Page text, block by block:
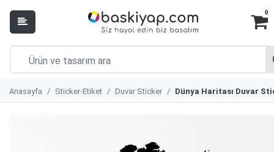
0
Anasayfa Sticker-Etiket Duvar Sticker Dünya Haritası Duvar